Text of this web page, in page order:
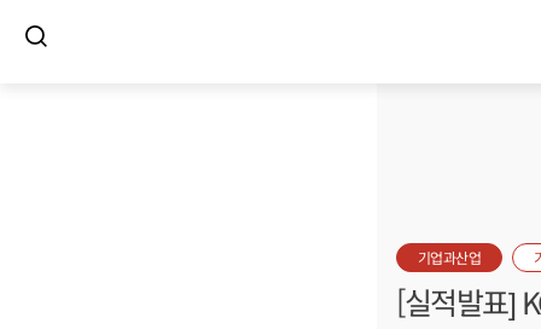
기업과산업
[실적발표]